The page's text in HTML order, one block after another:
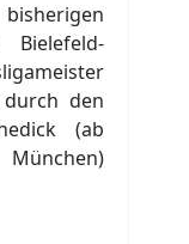
den
(ab